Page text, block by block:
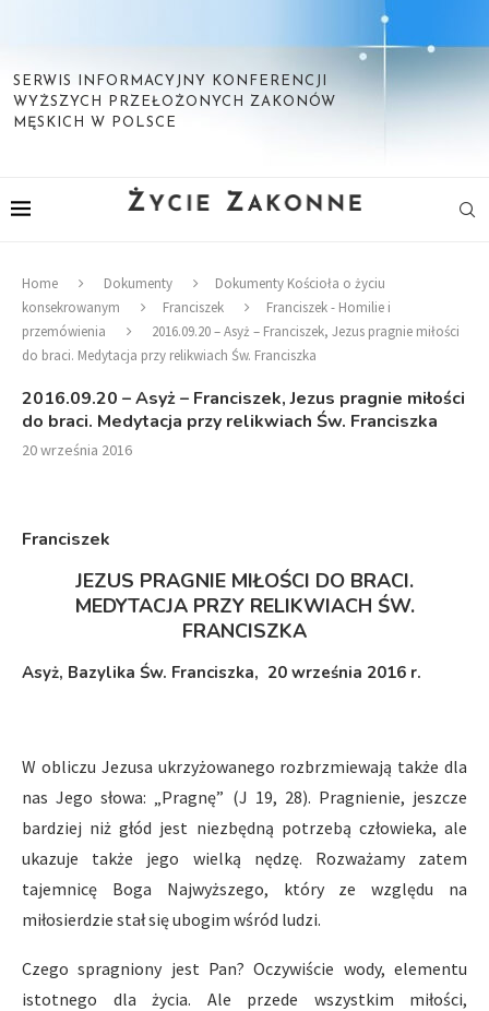
SERWIS INFORMACYJNY KONFERENCJI
WYŻSZYCH PRZEŁOŻONYCH ZAKONÓW
MĘSKICH W POLSCE
Home Dokumenty
Dokumenty Kościoła o życiu
konsekrowanym
Franciszek
Franciszek - Homilie i
przemówienia
2016.09.20 – Asyż – Franciszek, Jezus pragnie miłości
do braci. Medytacja przy relikwiach Św. Franciszka
2016.09.20 – Asyż – Franciszek, Jezus pragnie miłości
do braci. Medytacja przy relikwiach Św. Franciszka
20 września 2016
Franciszek
JEZUS PRAGNIE MIŁOŚCI DO BRACI.
MEDYTACJA PRZY RELIKWIACH ŚW.
FRANCISZKA
Asyż, Bazylika Św. Franciszka, 20 września 2016 r.
W obliczu Jezusa ukrzyżowanego rozbrzmiewają także dla
nas Jego słowa: „Pragnę” (J 19, 28). Pragnienie, jeszcze
bardziej niż głód jest niezbędną potrzebą człowieka, ale
ukazuje także jego wielką nędzę. Rozważamy zatem
tajemnicę Boga Najwyższego, który ze względu na
miłosierdzie stał się ubogim wśród ludzi.
Czego spragniony jest Pan? Oczywiście wody, elementu
istotnego dla życia. Ale przede wszystkim miłości,